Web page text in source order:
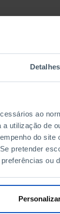
Detalhes
ao
utilização de
do
pretender
ou
FIM